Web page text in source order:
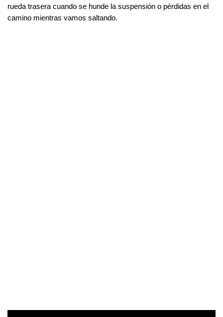
rueda trasera cuando se hunde la suspensión o pérdidas en el
camino mientras vamos saltando.